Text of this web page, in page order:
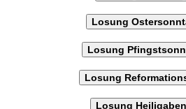
Losung
Losung
Losung
Losung